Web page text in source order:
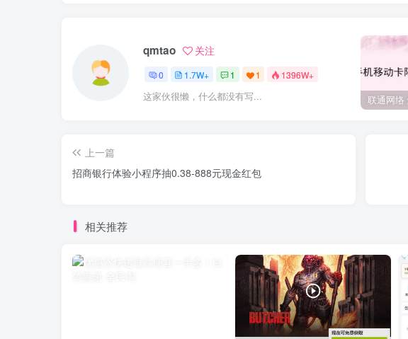
qmtao 关注
0 1.7W+ 1 1 1396W+
这家伙很懒，什么都没有写...
上一篇
招商银行体验小程序抽0.38-888元现金红包
相关推荐